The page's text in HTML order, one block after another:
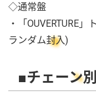
◇通常盤
・「OUVERTURE
ランダム封入)
■チェーン